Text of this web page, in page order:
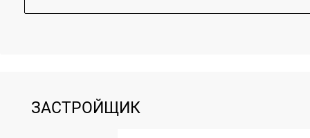
ЗАСТРОЙЩИК